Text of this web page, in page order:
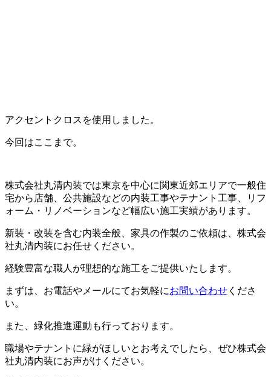
アクセントクロスを使用しました。
今回はここまで。
株式会社丸清内装では東京を中心に関東近郊エリアで一般住
宅から店舗、公共施設などの内装工事やテナント工事、リフ
ォーム・リノベーションなど幅広い施工実績があります。
新装・改装を含む内装全般、家具の作製のご依頼は、株式会
社丸清内装にお任せください。
経験豊富な職人が理想的な施工をご提供いたします。
まずは、お電話やメールにてお気軽にお問い合わせ くださ
い。
また、緑化推進運動も行っております。
職場やテナントに緑がほしいとお考えでしたら、ぜひ株式会
社丸清内装にお声がけください。